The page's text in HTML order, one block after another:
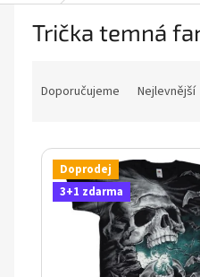
Trička temná
Doporučujeme Nejlevnější
Doprodej
3+1 zdarma